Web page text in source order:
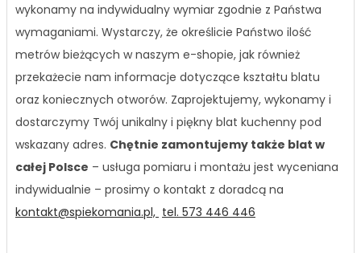
wykonamy na indywidualny wymiar zgodnie z Państwa
wymaganiami. Wystarczy, że określicie Państwo ilość
metrów bieżących w naszym e-shopie, jak również
przekażecie nam informacje dotyczące kształtu blatu
oraz koniecznych otworów. Zaprojektujemy, wykonamy i
dostarczymy Twój unikalny i piękny blat kuchenny pod
wskazany adres. Chętnie zamontujemy także blat w
całej Polsce – usługa pomiaru i montażu jest wyceniana
indywidualnie – prosimy o kontakt z doradcą na
kontakt@spiekomania.pl, tel. 573 446 446